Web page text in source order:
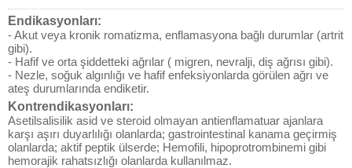
Endikasyonları:
- Akut veya kronik romatizma, enflamasyona bağlı durumlar (artrit
gibi).
- Hafif ve orta şiddetteki ağrılar ( migren, nevralji, diş ağrısı gibi).
- Nezle, soğuk algınlığı ve hafif enfeksiyonlarda görülen ağrı ve
ateş durumlarında endiketir.
Kontrendikasyonları:
Asetilsalisilik asid ve steroid olmayan antienflamatuar ajanlara
karşı aşırı duyarlılığı olanlarda; gastrointestinal kanama geçirmiş
olanlarda; aktif peptik ülserde; Hemofili, hipoprotrombinemi gibi
hemorajik rahatsızlığı olanlarda kullanılmaz.